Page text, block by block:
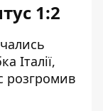
1:2
Італії,
розгромив